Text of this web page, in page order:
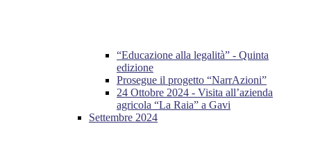
“Educazione alla legalità” - Quinta
edizione
Prosegue il progetto “NarrAzioni”
24 Ottobre 2024 - Visita all’azienda
agricola “La Raia” a Gavi
Settembre 2024